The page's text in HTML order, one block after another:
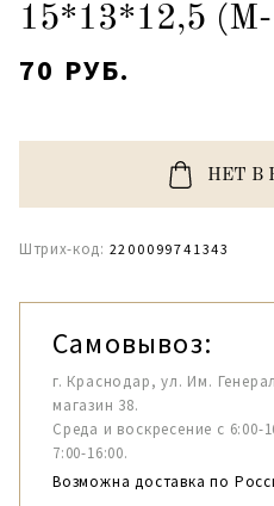
15*13*12,5
70 РУБ.
НЕТ В
Штрих-код: 2200099741343
Самовывоз:
г. Краснодар, ул. Им.
магазин 38.
Среда и воскресение с
7:00-16:00.
Возможна доставка по